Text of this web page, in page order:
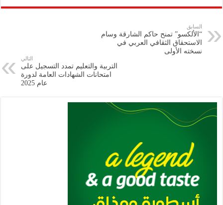
p
y
Li
n
eb
k
tt
nt
at
A
p
gr
ai
ar
السابق
“الألكسو” تمنح حاكم الشارقة وسام
الاستحقاق الثقافي العربي في
نسخته الأولى
التالي
التربية والتعليم تمدد التسجيل على
امتحانات الشهادات العامة لدورة
عام 2025